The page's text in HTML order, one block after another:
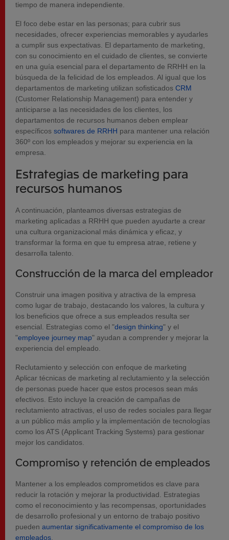
tiempo de manera independiente.
El foco debe estar en las personas; para cubrir sus
necesidades, ofrecer experiencias memorables y ayudarles
a cumplir sus expectativas. El departamento de marketing,
con su conocimiento en el cuidado de clientes, se convierte
en una guía esencial para el departamento de RRHH en la
búsqueda de la felicidad de los empleados. Al igual que los
departamentos de marketing utilizan sofisticados CRM
(Customer Relationship Management) para entender y
anticiparse a las necesidades de los clientes, los
departamentos de recursos humanos deben emplear
específicos softwares de RRHH para mantener una relación
360º con los empleados y mejorar su experiencia en la
empresa.
Estrategias de marketing para
recursos humanos
A continuación, planteamos diversas estrategias de
marketing aplicadas a RRHH que pueden ayudarte a crear
una cultura organizacional más dinámica y eficaz, y
transformar la forma en que tu empresa atrae, retiene y
desarrolla talento.
Construcción de la marca del empleador
Construir una imagen positiva y atractiva de la empresa
como lugar de trabajo, destacando los valores, la cultura y
los beneficios que ofrece a sus empleados resulta ser
esencial. Estrategias como el "design thinking" y el
"employee journey map" ayudan a comprender y mejorar la
experiencia del empleado.
Reclutamiento y selección con enfoque de marketing
Aplicar técnicas de marketing al reclutamiento y la selección
de personas puede hacer que estos procesos sean más
efectivos. Esto incluye la creación de campañas de
reclutamiento atractivas, el uso de redes sociales para llegar
a un público más amplio y la implementación de tecnologías
como los ATS (Applicant Tracking Systems) para gestionar
mejor los candidatos.
Compromiso y retención de empleados
Mantener a los empleados comprometidos es clave para
reducir la rotación y mejorar la productividad. Estrategias
como el reconocimiento y las recompensas, oportunidades
de desarrollo profesional y un entorno de trabajo positivo
pueden aumentar significativamente el compromiso de los
empleados